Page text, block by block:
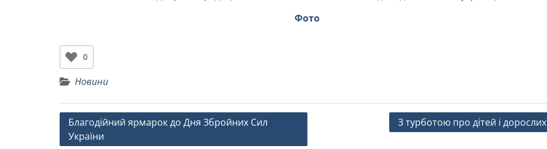
Фото
0
Новини
Благодійний ярмарок до Дня Збройних Сил
України
З турботою про дітей і дорослих